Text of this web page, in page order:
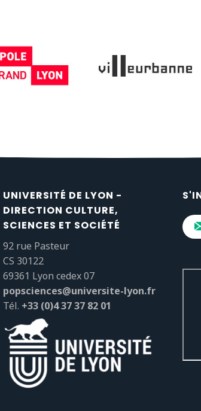
UNIVERSITÉ DE LYON -
DIRECTION CULTURE,
SCIENCES ET SOCIÉTÉ
92 rue Pasteur
CS 30122
69361 Lyon cedex 07
popsciences@universite-lyon.fr
Tél. +33 (0)4 37 37 82 01